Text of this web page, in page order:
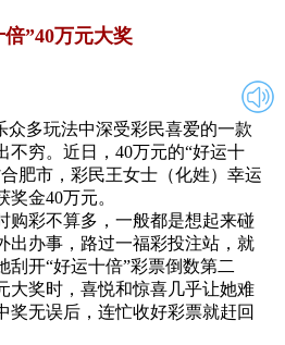
年09月05日
”40万元大奖
多玩法中深受彩民喜爱的一款
不穷。近日，40万元的“好运十
肥市，彩民王女士（化姓）幸运
金40万元。
彩不算多，一般都是想起来碰
出办事，路过一福彩投注站，就
刮开“好运十倍”彩票倒数第二
大奖时，喜悦和惊喜几乎让她难
奖无误后，连忙收好彩票就赶回